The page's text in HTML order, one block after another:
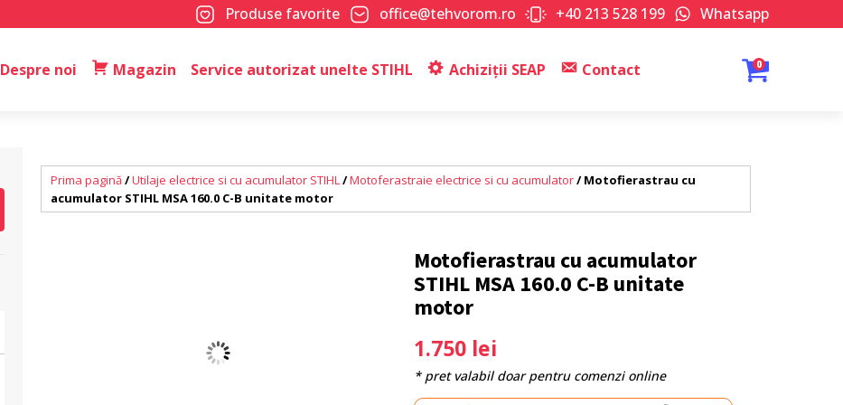
Produse favorite office@tehvorom.ro +40 213 528 199 Whatsapp
Despre noi Magazin Service autorizat unelte STIHL Achiziții SEAP Contact 0
Prima pagină/Utilaje electrice si cu acumulator STIHL/Motoferastraie electrice si cu acumulator/ Motofierastrau cu
acumulator STIHL MSA 160.0 C-B unitate motor
Motofierastrau cu acumulator
STIHL MSA 160.0 C-B unitate
motor
1.750 lei
* pret valabil doar pentru comenzi online